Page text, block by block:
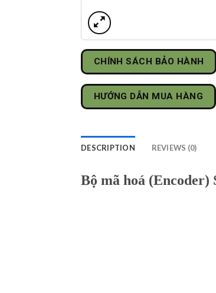
CHÍNH SÁCH BẢO HÀNH
HƯỚNG DẪN MUA HÀNG
DESCRIPTION REVIEWS (0)
Bộ mã hoá